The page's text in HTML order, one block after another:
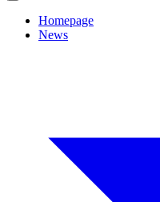
Homepage
News